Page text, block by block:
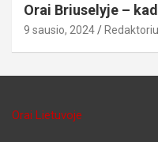
Orai Briuselyje –
9 sausio, 2024
Orai Lietuvoje